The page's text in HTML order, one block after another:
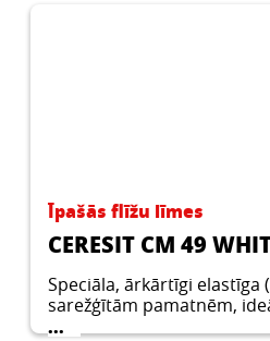
Īpašās flīžu līmes
CERESIT CM 49
Speciāla, ārkārtīgi elastīga
sarežģītām pamatnēm,
lielformāta flīzēm, svaigiem
...